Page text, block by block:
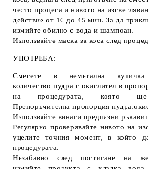
често процеса и нивото на
действие от 10 до 45 мин. За да
измийте обилно с вода и шампоан.
Използвайте маска за коса след
УПОТРЕБА:
Смесете в неметална купичка
количество пудра с окислител в
на процедурата, която ще
Препоръчителна пропорция
Използвайте винаги предпазни
Регулярно проверявайте нивото на
уцелите точния момент, в който да
процедурата.
Незабавно след постигане на